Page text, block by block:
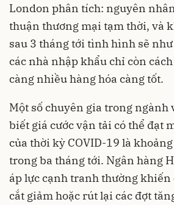
London phân tích: nguyên
thuận thương mại tạm thời, và
sau 3 tháng tới tình hình sẽ như
các nhà nhập khẩu chỉ còn
càng nhiều hàng hóa càng tốt.
Một số chuyên gia trong ngành
biết giá cước vận tải có thể đạt
của thời kỳ COVID-19 là
trong ba tháng tới. Ngân hàng
áp lực cạnh tranh thường khiến
cắt giảm hoặc rút lại các đợt